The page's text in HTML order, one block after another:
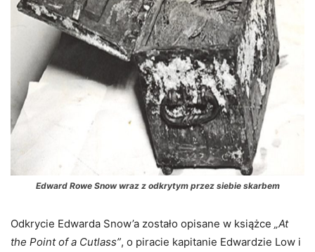
Edward Rowe Snow wraz z odkrytym przez siebie skarbem
Odkrycie Edwarda Snow’a zostało opisane w książce „At
the Point of a Cutlass”, o piracie kapitanie Edwardzie Low i